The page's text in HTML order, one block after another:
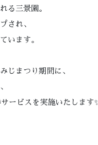
る三景園。
され、
います。
じまつり期間に、
ービスを実施いたします